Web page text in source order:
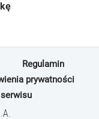
Regulamin
prywatności